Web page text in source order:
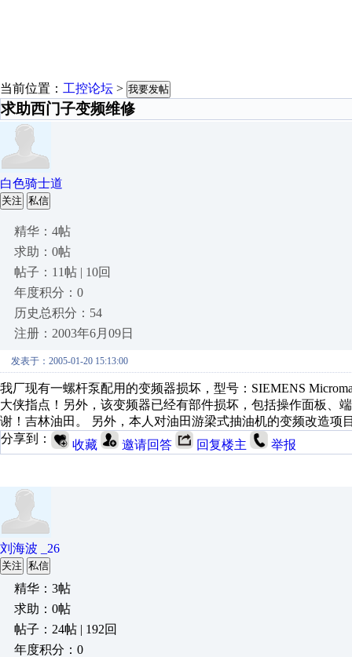
当前位置： 工控论坛 > 我要发帖
求助西门子变频维修
白色骑士道
关注 私信
精华：4帖
求助：0帖
帖子：11帖 | 10回
年度积分：0
历史总积分：54
注册：2003年6月09日
发表于：2005-01-20 15:13:00
我厂现有一螺杆泵配用的变频器损坏，型号：SIEMENS
大侠指点！另外，该变频器已经有部件损坏，包括操作面板、
谢！吉林油田。 另外，本人对油田游梁式抽油机的变频改造项
分享到：
收藏 邀请回答 回复楼主 举报
刘海波 _26
关注 私信
精华：3帖
求助：0帖
帖子：24帖 | 192回
年度积分：0